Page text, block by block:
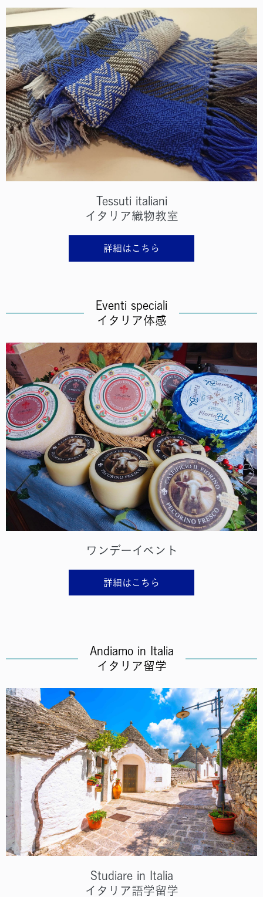
Tessuti italiani
イタリア織物教室
詳細はこちら
Eventi speciali
イタリア体感
ワンデーイベント
詳細はこちら
Andiamo in Italia
イタリア留学
Studiare in Italia
イタリア語学留学